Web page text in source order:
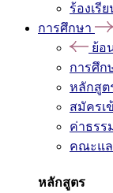
ร้องเรี
การศึกษา
ย้อ
การศึก
หลักสูต
สมัครเ
ค่าธรร
คณะแ
หลักสูตร